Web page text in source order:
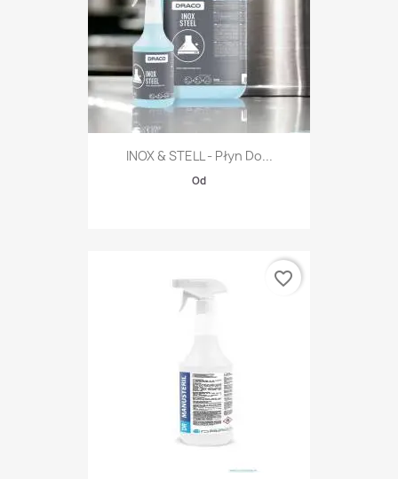
INOX & STELL - Płyn Do...
Od
favorite_border